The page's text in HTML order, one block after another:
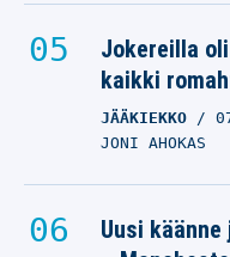
Jokereilla
kaikki
JÄÄKIEKKO
JONI AHOKAS
Uusi